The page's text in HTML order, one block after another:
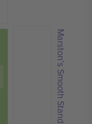
Marston’s Smooth Stand